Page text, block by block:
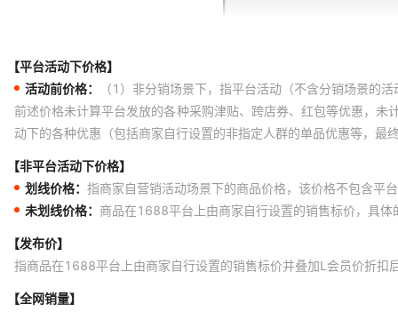
【平台活动下价格】
活动前价格：
（1）非分销场景下，指平台活动（不含分销场景的
前述价格未计算平台发放的各种采购津贴、跨店券、红包等优惠，
动下的各种优惠（包括商家自行设置的非指定人群的单品优惠等，最
【非平台活动下价格】
划线价格： 指商家自营销活动场景下的商品价格，该价格不包含平
未划线价格： 商品在1688平台上由商家自行设置的销售标价，具体
【发布价】
指商品在1688平台上由商家自行设置的销售标价并叠加L会员价折扣
【全网销量】